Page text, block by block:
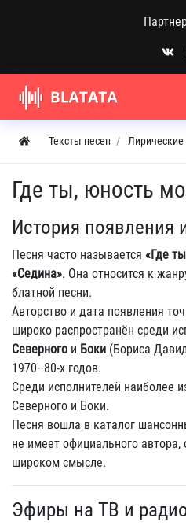
Тексты песен
Где ты, юность
История появления
Песня часто называется «Где
«Седина». Она относится к
блатной песни.
Авторство и дата появления
широко распространён среди
Северного и Боки (Бориса
1970–80‑х годов.
Среди исполнителей наиболее
Северного и Боки.
Песня вошла в каталог
не имеет официального автора,
широком смысле.
Эфиры на ТВ и